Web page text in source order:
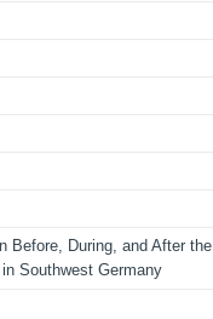
Before, During, and After the
Southwest Germany